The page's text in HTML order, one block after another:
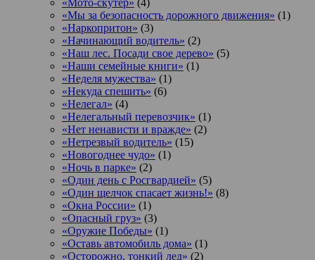
«Мы за безопасность дорожного движения» (1)
«Наркопритон» (3)
«Начинающий водитель» (2)
«Наш лес. Посади свое дерево» (5)
«Наши семейные книги» (1)
«Неделя мужества» (1)
«Некуда спешить» (6)
«Нелегал» (4)
«Нелегальный перевозчик» (1)
«Нет ненависти и вражде» (2)
«Нетрезвый водитель» (15)
«Новогоднее чудо» (1)
«Ночь в парке» (2)
«Один день с Росгвардией» (5)
«Один щелчок спасает жизнь!» (8)
«Окна России» (1)
«Опасный груз» (3)
«Оружие Победы» (1)
«Оставь автомобиль дома» (1)
«Осторожно, тонкий лед» (2)